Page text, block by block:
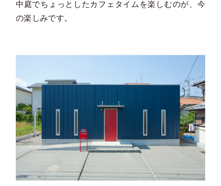
中庭でちょっとしたカフェタイムを楽しむのが、今
の楽しみです。